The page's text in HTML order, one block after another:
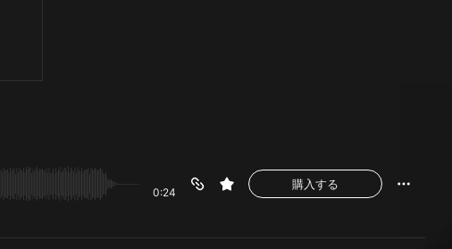
0:24
購入する